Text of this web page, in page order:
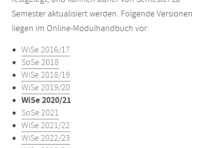
Semester aktualisiert werden. Folgende Versionen
liegen im Online-Modulhandbuch vor:
WiSe 2016/17
SoSe 2018
WiSe 2018/19
WiSe 2019/20
WiSe 2020/21
SoSe 2021
WiSe 2021/22
WiSe 2022/23